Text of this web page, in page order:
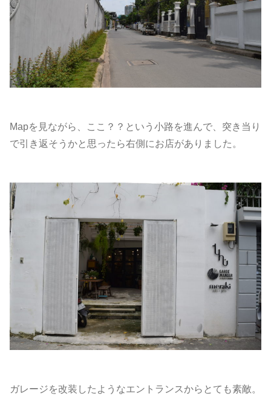
Mapを見ながら、ここ？？という小路を進んで、突き当り
で引き返そうかと思ったら右側にお店がありました。
ガレージを改装したようなエントランスからとても素敵。